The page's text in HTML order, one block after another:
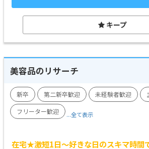
キープ
美容品のリサーチ
新卒 第二新卒歓迎 未経験者歓迎
フリーター歓迎
...全て表示
在宅★激短1日～好きな日のスキマ時間